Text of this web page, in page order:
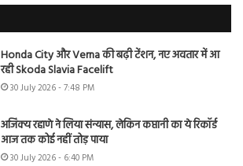
Honda City और Verna की बढ़ी टेंशन, नए अवतार में आ
रही Skoda Slavia Facelift
30 July 2026 - 7:48 PM
अजिंक्य रहाणे ने लिया संन्यास, लेकिन कप्तानी का ये रिकॉर्ड
आज तक कोई नहीं तोड़ पाया
30 July 2026 - 6:40 PM